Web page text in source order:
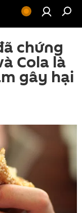
chứng
Cola là
gây hại